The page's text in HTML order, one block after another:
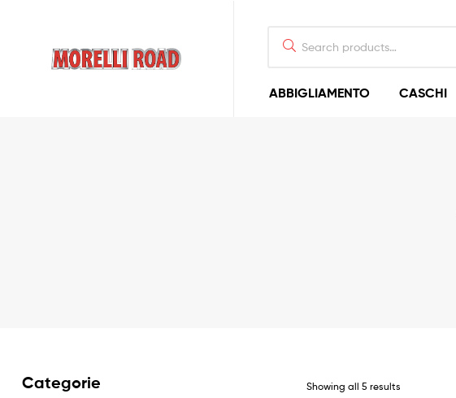
ABBIGLIAMENTO CASCHI
Showing all 5 results
Categorie